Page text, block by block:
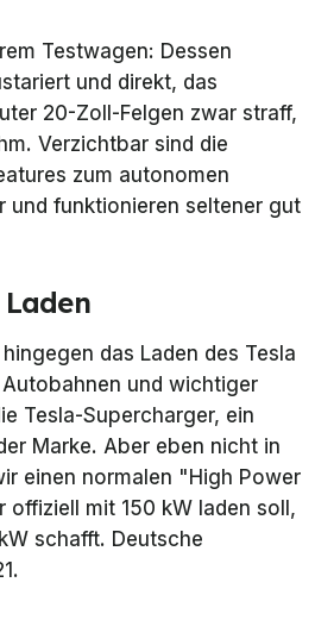
Testwagen: Dessen
und direkt, das
20-Zoll-Felgen zwar straff,
Verzichtbar sind die
zum autonomen
und funktionieren seltener gut
das Laden des Tesla
und wichtiger
Tesla-Supercharger, ein
Marke. Aber eben nicht in
einen normalen "High Power
offiziell mit 150 kW laden soll,
schafft. Deutsche